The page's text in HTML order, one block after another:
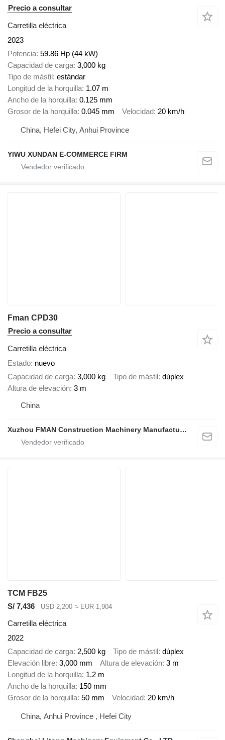
Precio a consultar
Carretilla eléctrica
2023
Potencia 59.86 Hp (44 kW)
Capacidad de carga 3,000 kg
Tipo de mástil estándar
Longitud de la horquilla 1.07 m
Ancho de la horquilla 0.125 mm
Grosor de la horquilla 0.045 mm Velocidad 20 km/h
China, Hefei City, Anhui Province
YIWU XUNDAN E-COMMERCE FIRM
Fman CPD30
Precio a consultar
Carretilla eléctrica
Estado nuevo
Capacidad de carga 3,000 kg Tipo de mástil dúplex
Altura de elevación 3 m
China
Xuzhou FMAN Construction Machinery Manufacture Co., Ltd.
TCM FB25
S/ 7,436
USD 2,200 ≈ EUR 1,904
Carretilla eléctrica
2022
Capacidad de carga 2,500 kg Tipo de mástil dúplex
Elevación libre 3,000 mm Altura de elevación 3 m
Longitud de la horquilla 1.2 m
Ancho de la horquilla 150 mm
Grosor de la horquilla 50 mm Velocidad 20 km/h
China, Anhui Province , Hefei City